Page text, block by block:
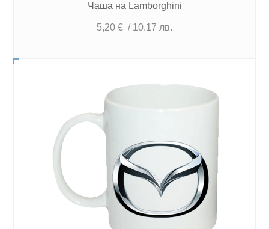
Чаша на Lamborghini
5,20 € / 10.17 лв.